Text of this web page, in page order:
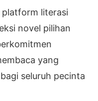
platform literasi
novel pilihan
yang
seluruh pecinta